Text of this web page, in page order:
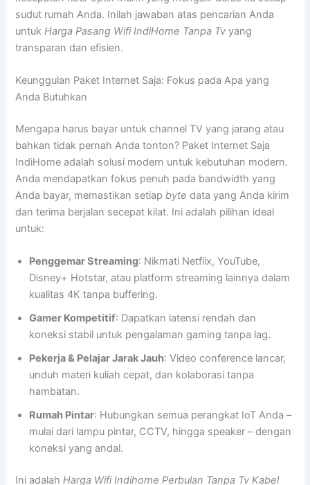
sudut rumah Anda. Inilah jawaban atas pencarian Anda
untukHarga Pasang Wifi IndiHome Tanpa Tv yang
transparan dan efisien.
Keunggulan Paket Internet Saja: Fokus pada Apa yang
Anda Butuhkan
Mengapa harus bayar untuk channel TV yang jarang atau
bahkan tidak pernah Anda tonton? Paket Internet Saja
IndiHome adalah solusi modern untuk kebutuhan modern.
Anda mendapatkan fokus penuh pada bandwidth yang
Anda bayar, memastikan setiapbyte data yang Anda kirim
dan terima berjalan secepat kilat. Ini adalah pilihan ideal
untuk:
Penggemar Streaming: Nikmati Netflix, YouTube,
Disney+ Hotstar, atau platform streaming lainnya dalam
kualitas 4K tanpa buffering.
Gamer Kompetitif: Dapatkan latensi rendah dan
koneksi stabil untuk pengalaman gaming tanpa lag.
Pekerja & Pelajar Jarak Jauh: Video conference lancar,
unduh materi kuliah cepat, dan kolaborasi tanpa
hambatan.
Rumah Pintar: Hubungkan semua perangkat IoT Anda –
mulai dari lampu pintar, CCTV, hingga speaker – dengan
koneksi yang andal.
Ini adalahHarga Wifi Indihome Perbulan Tanpa Tv Kabel